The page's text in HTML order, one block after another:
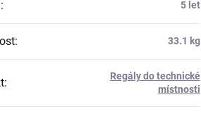
: 5 let
: 33.1 kg
:
Regály do technické
místnosti